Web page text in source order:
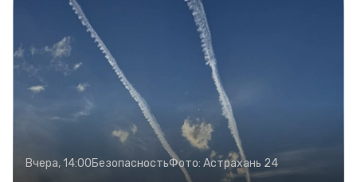
Вчера, 14:00БезопасностьФото: Астрахань 24